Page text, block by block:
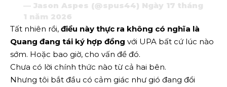
— Jason Aspes (@spus44) Ngày 17 tháng
1 năm 2026
Tất nhiên rồi, điều này thực ra không có nghĩa là
Quang đang tái ký hợp đồng với UPA bất cứ lúc nào
sớm. Hoặc bao giờ, cho vấn đề đó.
Chưa có lời chính thức nào từ cả hai bên.
Nhưng tôi bắt đầu có cảm giác như gió đang đổi